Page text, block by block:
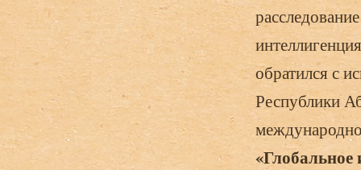
обратился с
Республики